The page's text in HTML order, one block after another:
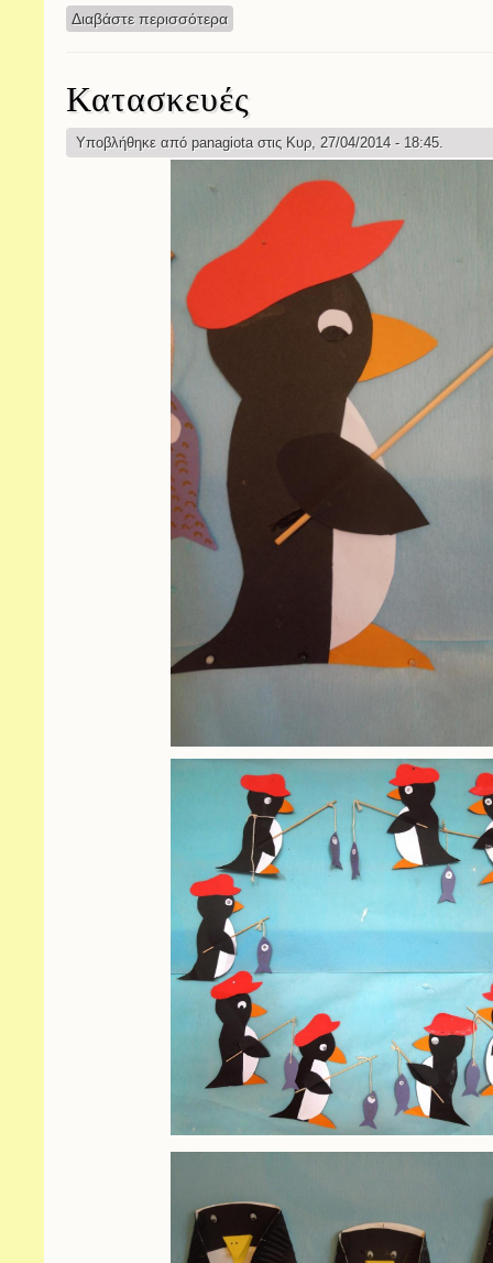
Διαβάστε περισσότερα
Κατασκευές
Υποβλήθηκε από panagiotaστις Κυρ, 27/04/2014 - 18:45.